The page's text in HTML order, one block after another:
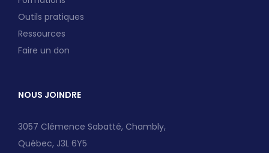
Outils pratiques
Ressources
Faire un don
NOUS JOINDRE
3057 Clémence Sabatté, Chambly,
Québec, J3L 6Y5